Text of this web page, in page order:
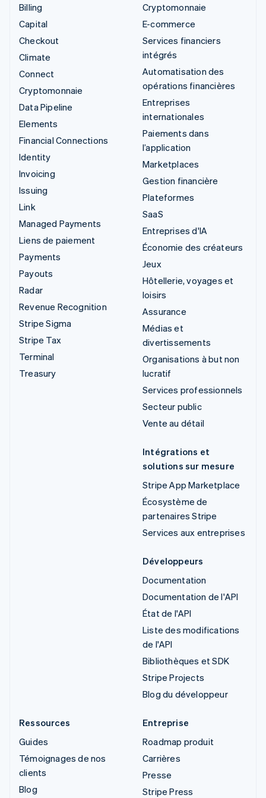
Billing
Capital
Checkout
Climate
Connect
Cryptomonnaie
Data Pipeline
Elements
Financial Connections
Identity
Invoicing
Issuing
Link
Managed Payments
Liens de paiement
Payments
Payouts
Radar
Revenue Recognition
Stripe Sigma
Stripe Tax
Terminal
Treasury
Cryptomonnaie
E-commerce
Services financiers
intégrés
Automatisation des
opérations financières
Entreprises
internationales
Paiements dans
l’application
Marketplaces
Gestion financière
Plateformes
SaaS
Entreprises d'IA
Économie des créateurs
Jeux
Hôtellerie, voyages et
loisirs
Assurance
Médias et
divertissements
Organisations à but non
lucratif
Services professionnels
Secteur public
Vente au détail
Intégrations et
solutions sur mesure
Stripe App Marketplace
Écosystème de
partenaires Stripe
Services aux entreprises
Développeurs
Documentation
Documentation de l'API
État de l'API
Liste des modifications
de l'API
Bibliothèques et SDK
Stripe Projects
Blog du développeur
Ressources
Guides
Témoignages de nos
clients
Blog
Entreprise
Roadmap produit
Carrières
Presse
Stripe Press